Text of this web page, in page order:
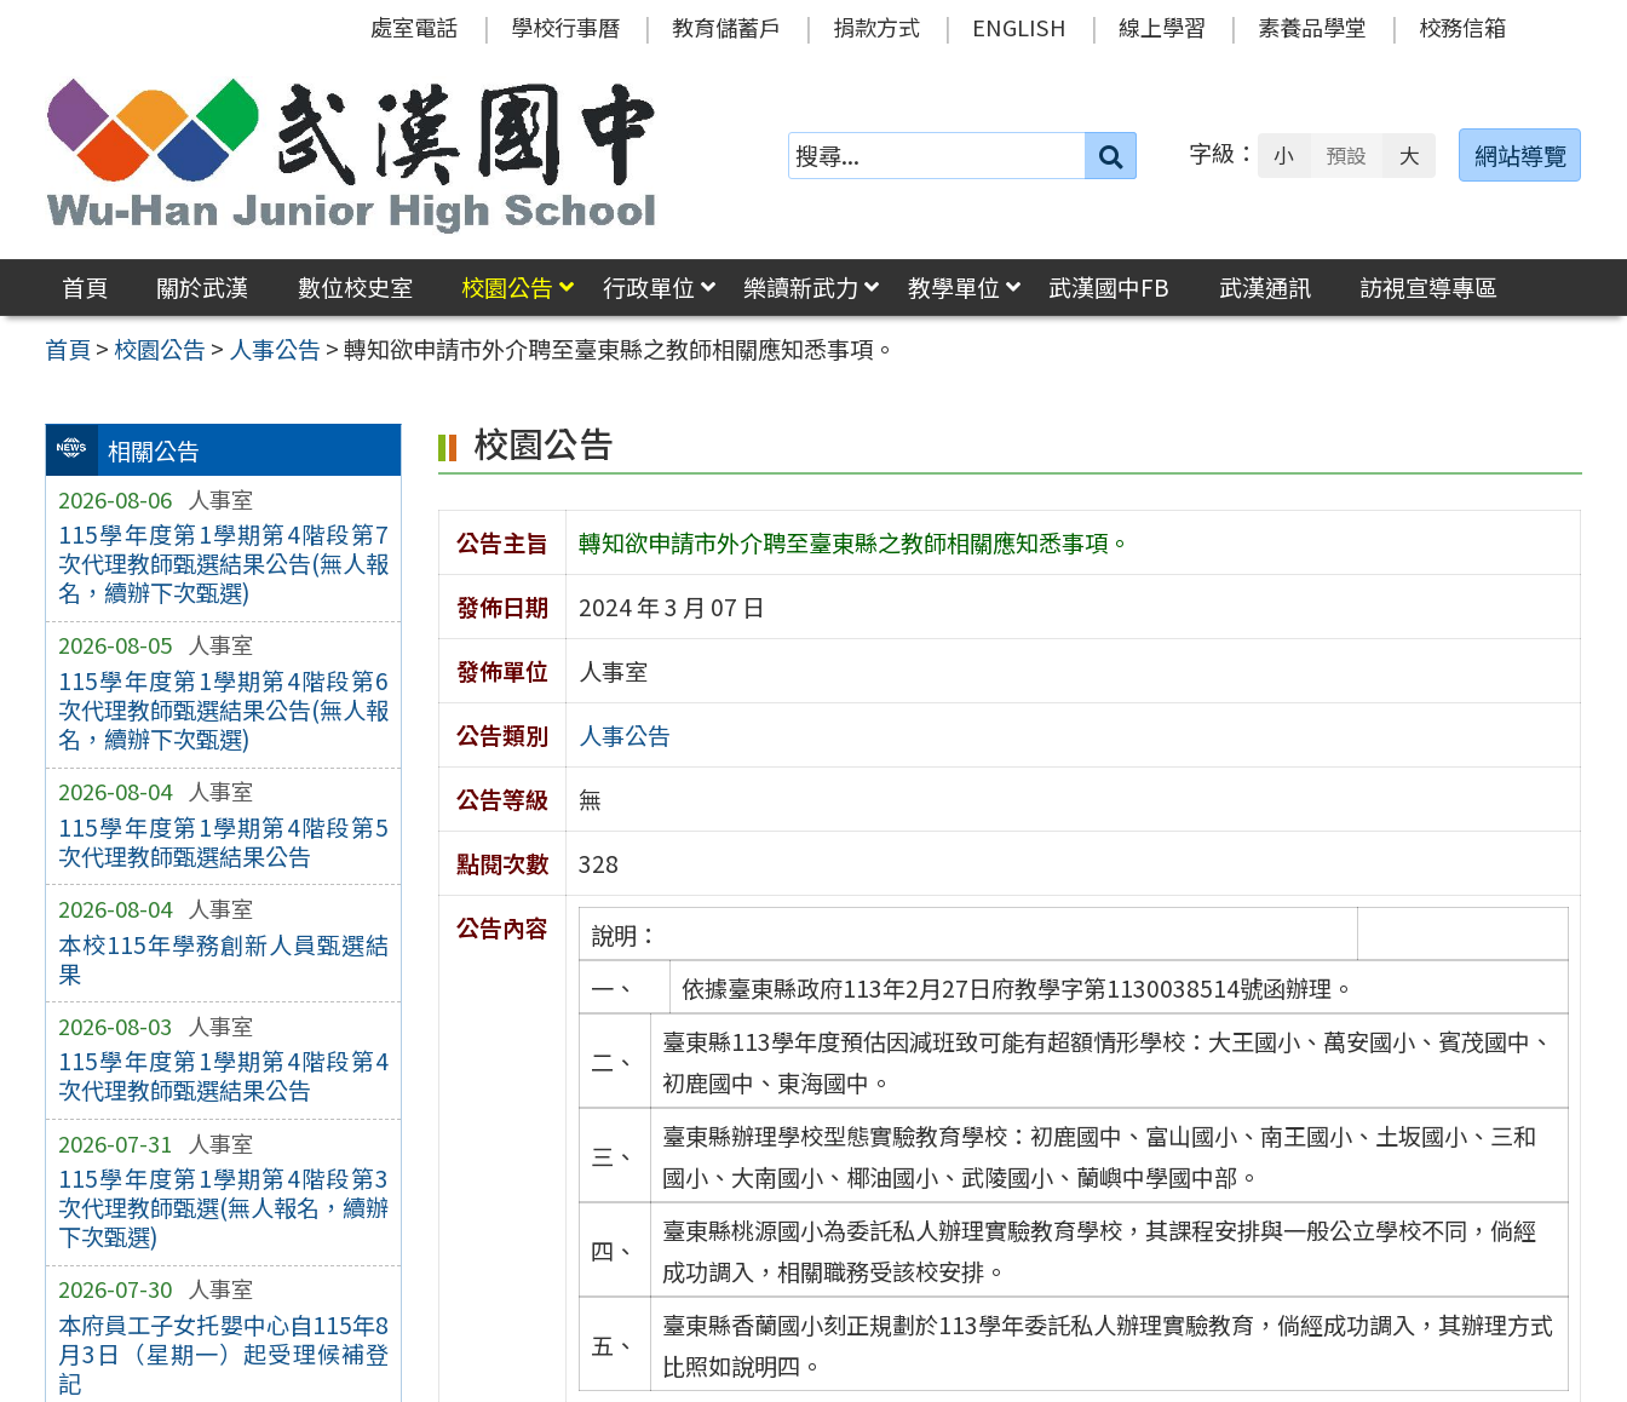
區
處室電話 學校行事曆 教育儲蓄戶 捐款方式 ENGLISH 線上學習 素養品學堂 校務信箱
搜
字級： 小 預設 大 網站導覽
首頁 關於武漢 數位校史室 校園公告 行政單位 樂讀新武力 教學單位 武漢國中FB 武漢通訊
訪視宣導專區
首頁 >校園公告 > 人事公告 >轉知欲申請市外介聘至臺東縣之教師相關應知悉事項。
相關公告
2026-08-06 人事室
115學年度第1學期第4階段第7
次代理教師甄選結果公告(無人報
名，續辦下次甄選)
2026-08-05 人事室
115學年度第1學期第4階段第6
次代理教師甄選結果公告(無人報
名，續辦下次甄選)
2026-08-04 人事室
115學年度第1學期第4階段第5
次代理教師甄選結果公告
2026-08-04 人事室
本校115年學務創新人員甄選結
果
2026-08-03 人事室
115學年度第1學期第4階段第4
次代理教師甄選結果公告
2026-07-31 人事室
115學年度第1學期第4階段第3
次代理教師甄選(無人報名，續辦
下次甄選)
2026-07-30 人事室
本府員工子女托嬰中心自115年8
月3日（星期一）起受理候補登
記
校園公告
公告主旨
轉知欲申請市外介聘至臺東縣之教師相關應知悉事項。
發佈日期
2024 年 3 月 07 日
發佈單位
人事室
公告類別
人事公告
公告等級
無
點閱次數
328
公告內容
說明：
一、
依據臺東縣政府113年2月27日府教學字第1130038514號函辦理。
二、
臺東縣113學年度預估因減班致可能有超額情形學校：大王國小、萬安國小、賓茂國中、
初鹿國中、東海國中。
三、
臺東縣辦理學校型態實驗教育學校：初鹿國中、富山國小、南王國小、土坂國小、三和
國小、大南國小、椰油國小、武陵國小、蘭嶼中學國中部。
四、
臺東縣桃源國小為委託私人辦理實驗教育學校，其課程安排與一般公立學校不同，倘經
成功調入，相關職務受該校安排。
五、
臺東縣香蘭國小刻正規劃於113學年委託私人辦理實驗教育，倘經成功調入，其辦理方式
比照如說明四。